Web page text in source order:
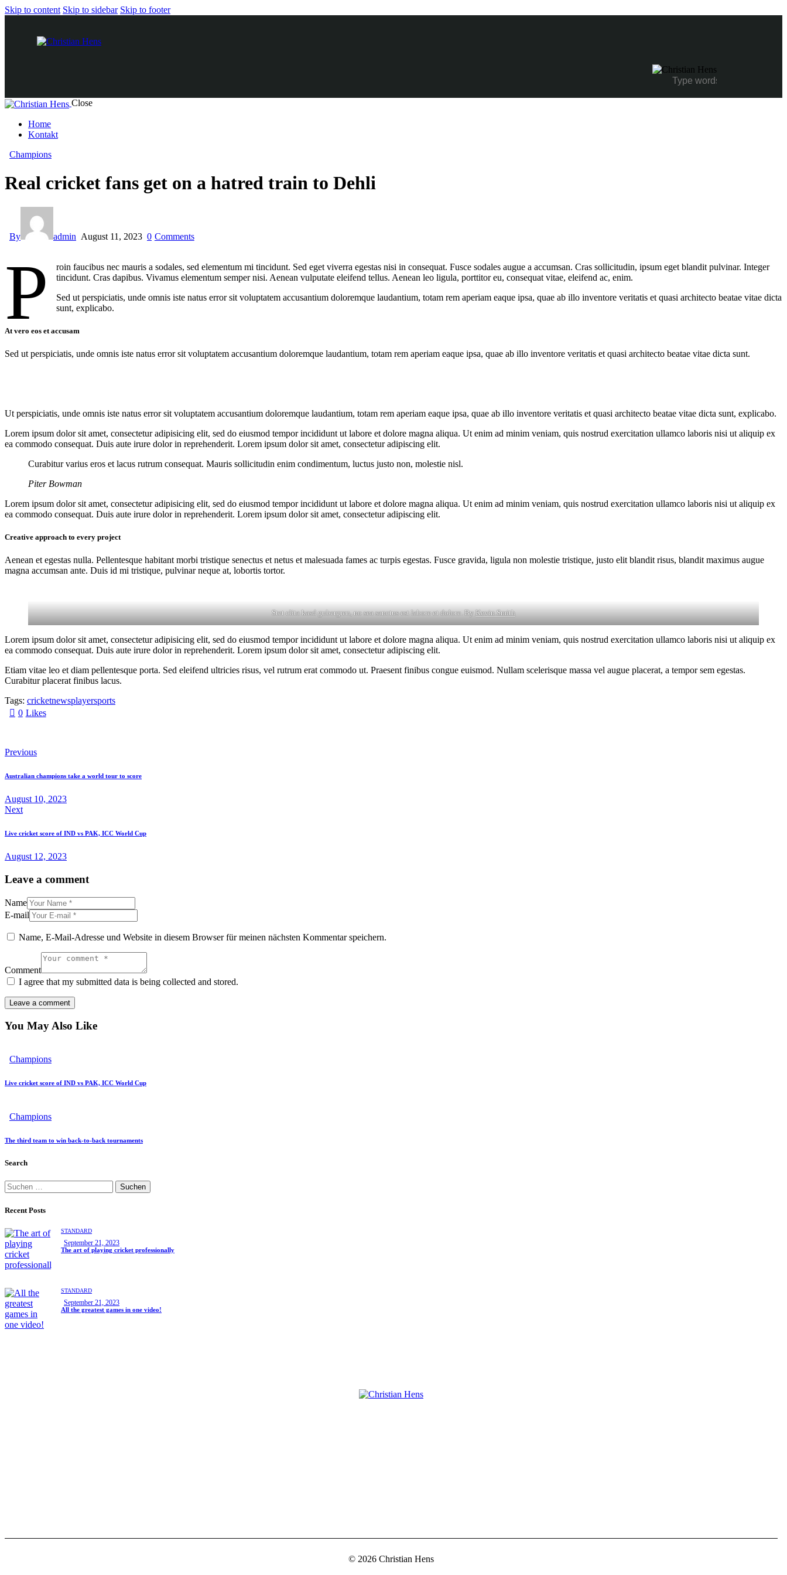
Skip to content Skip to sidebar Skip to footer
Close
Home
Kontakt
facebook-
instagram
Champions
Real cricket fans get on a hatred train to Dehli
By admin August 11, 2023 0 Comments
P
roin faucibus nec mauris a sodales, sed elementum mi tincidunt. Sed eget viverra egestas nisi in consequat. Fusce sodales augue a accumsan. Cras sollicitudin, ipsum eget blandit pulvinar. Integer
tincidunt. Cras dapibus. Vivamus elementum semper nisi. Aenean vulputate eleifend tellus. Aenean leo ligula, porttitor eu, consequat vitae, eleifend ac, enim.
Sed ut perspiciatis, unde omnis iste natus error sit voluptatem accusantium doloremque laudantium, totam rem aperiam eaque ipsa, quae ab illo inventore veritatis et quasi architecto beatae vitae dicta
sunt, explicabo.
At vero eos et accusam
Sed ut perspiciatis, unde omnis iste natus error sit voluptatem accusantium doloremque laudantium, totam rem aperiam eaque ipsa, quae ab illo inventore veritatis et quasi architecto beatae vitae dicta sunt.
Ut perspiciatis, unde omnis iste natus error sit voluptatem accusantium doloremque laudantium, totam rem aperiam eaque ipsa, quae ab illo inventore veritatis et quasi architecto beatae vitae dicta sunt, explicabo.
Lorem ipsum dolor sit amet, consectetur adipisicing elit, sed do eiusmod tempor incididunt ut labore et dolore magna aliqua. Ut enim ad minim veniam, quis nostrud exercitation ullamco laboris nisi ut aliquip ex
ea commodo consequat. Duis aute irure dolor in reprehenderit. Lorem ipsum dolor sit amet, consectetur adipiscing elit.
Curabitur varius eros et lacus rutrum consequat. Mauris sollicitudin enim condimentum, luctus justo non, molestie nisl.
Piter Bowman
Lorem ipsum dolor sit amet, consectetur adipisicing elit, sed do eiusmod tempor incididunt ut labore et dolore magna aliqua. Ut enim ad minim veniam, quis nostrud exercitation ullamco laboris nisi ut aliquip ex
ea commodo consequat. Duis aute irure dolor in reprehenderit. Lorem ipsum dolor sit amet, consectetur adipiscing elit.
Creative approach to every project
Aenean et egestas nulla. Pellentesque habitant morbi tristique senectus et netus et malesuada fames ac turpis egestas. Fusce gravida, ligula non molestie tristique, justo elit blandit risus, blandit maximus augue
magna accumsan ante. Duis id mi tristique, pulvinar neque at, lobortis tortor.
Stet clita kasd gubergren, no sea sanctus est labore et dolore. ByKevin Smith
Lorem ipsum dolor sit amet, consectetur adipisicing elit, sed do eiusmod tempor incididunt ut labore et dolore magna aliqua. Ut enim ad minim veniam, quis nostrud exercitation ullamco laboris nisi ut aliquip ex
ea commodo consequat. Duis aute irure dolor in reprehenderit. Lorem ipsum dolor sit amet, consectetur adipiscing elit.
Etiam vitae leo et diam pellentesque porta. Sed eleifend ultricies risus, vel rutrum erat commodo ut. Praesent finibus congue euismod. Nullam scelerisque massa vel augue placerat, a tempor sem egestas.
Curabitur placerat finibus lacus.
Tags: cricketnewsplayersports
0 Likes
Beitragsnavigation
Previous
Australian champions take a world tour to score
August 10, 2023
Next
Live cricket score of IND vs PAK, ICC World Cup
August 12, 2023
Leave a comment
Name
E-mail
Name, E-Mail-Adresse und Website in diesem Browser für meinen nächsten Kommentar speichern.
Comment
I agree that my submitted data is being collected and stored.
You May Also Like
Champions
Live cricket score of IND vs PAK, ICC World Cup
Champions
The third team to win back-to-back tournaments
Search
Suchen
nach:
Recent Posts
STANDARD
September 21, 2023
The art of playing cricket professionally
STANDARD
September 21, 2023
All the greatest games in one video!
© 2026 Christian Hens